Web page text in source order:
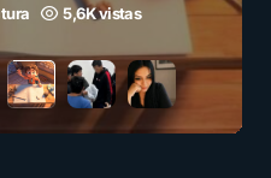
5,6K vistas